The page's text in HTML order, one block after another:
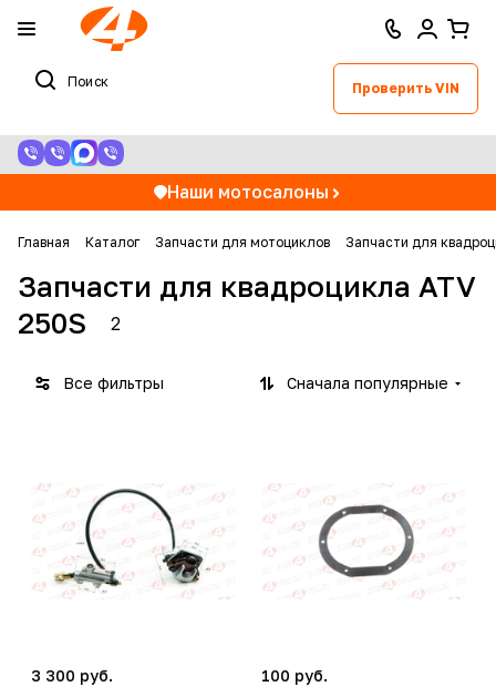
Проверить VIN
Наши мотосалоны
Главная Каталог Запчасти для мотоциклов Запчасти для
Запчасти для квадроцикла ATV
250S
2
Все фильтры Сначала популярные
3 300 руб.
100 руб.